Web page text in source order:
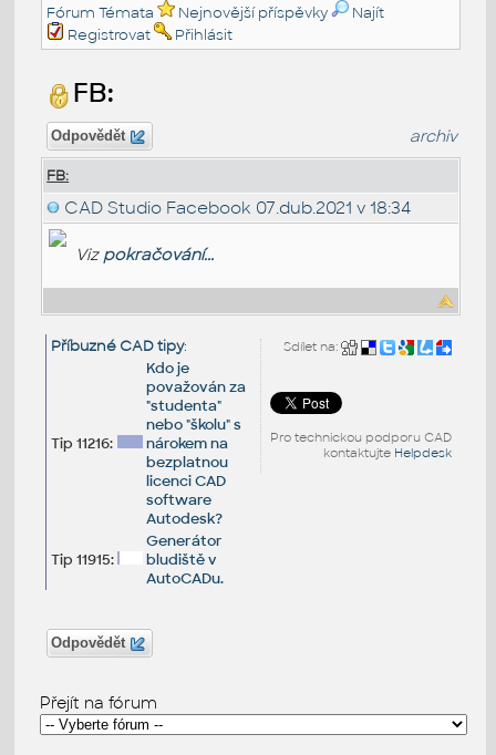
Fórum Témata
Nejnovější příspěvky
Najít
Registrovat
Přihlásit
FB:
Odpovědět archiv
FB:
CAD Studio Facebook 07.dub.2021 v 18:34
Viz pokračování...
Sdílet na:
Pro technickou podporu CAD
kontaktujte Helpdesk
Příbuzné CAD tipy:
Tip 11216:
Kdo je
považován za
"studenta"
nebo "školu" s
nárokem na
bezplatnou
licenci CAD
software
Autodesk?
Tip 11915:
Generátor
bludiště v
AutoCADu.
Odpovědět
Přejít na fórum